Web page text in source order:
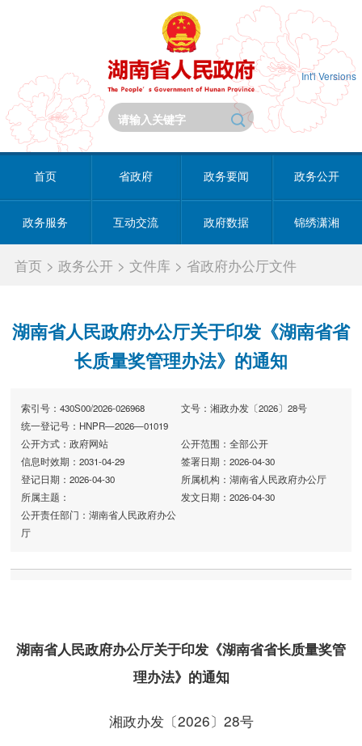
Int'l Versions
首页 省政府 政务要闻 政务公开
政务服务 互动交流 政府数据 锦绣潇湘
首页 >政务公开 >文件库 > 省政府办公厅文件
湖南省人民政府办公厅关于印发《湖南省省
长质量奖管理办法》的通知
索引号：430S00/2026-026968
文号：湘政办发〔2026〕28号
统一登记号：HNPR—2026—01019
公开方式：政府网站
公开范围：全部公开
信息时效期：2031-04-29
签署日期：2026-04-30
登记日期：2026-04-30
所属机构：湖南省人民政府办公厅
所属主题：
发文日期：2026-04-30
公开责任部门：湖南省人民政府办公
厅
湖南省人民政府办公厅关于印发《湖南省省长质量奖管
理办法》的通知
湘政办发〔2026〕28号